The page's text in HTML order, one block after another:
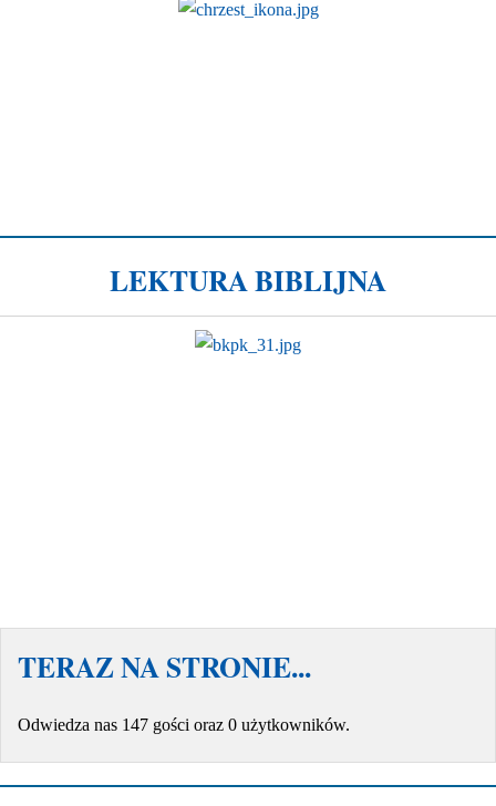
LEKTURA BIBLIJNA
TERAZ NA STRONIE...
Odwiedza nas 147 gości oraz 0 użytkowników.